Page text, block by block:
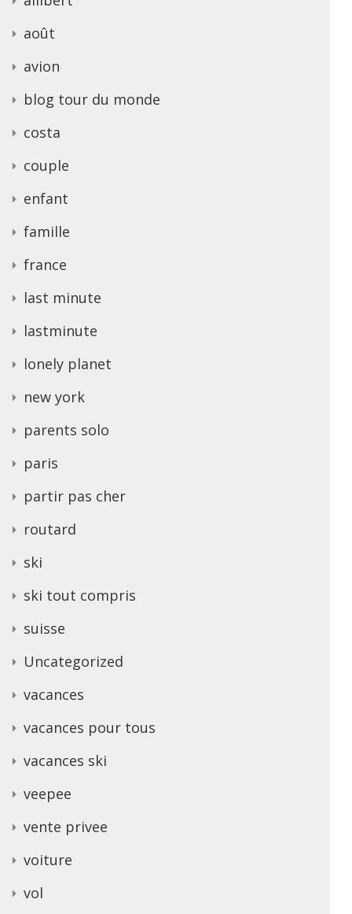
août
avion
blog tour du monde
costa
couple
enfant
famille
france
last minute
lastminute
lonely planet
new york
parents solo
paris
partir pas cher
routard
ski
ski tout compris
suisse
Uncategorized
vacances
vacances pour tous
vacances ski
veepee
vente privee
voiture
vol